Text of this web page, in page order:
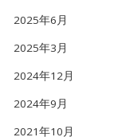
2025年6月
2025年3月
2024年12月
2024年9月
2021年10月